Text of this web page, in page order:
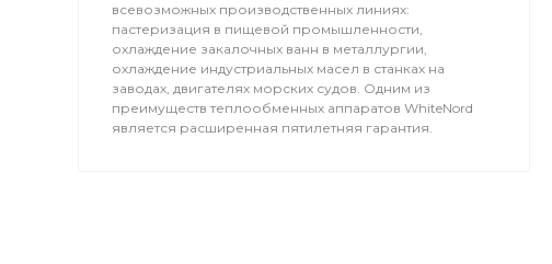
всевозможных производственных линиях:
пастеризация в пищевой промышленности,
охлаждение закалочных ванн в металлургии,
охлаждение индустриальных масел в станках на
заводах, двигателях морских судов. Одним из
преимуществ теплообменных аппаратов WhiteNord
является расширенная пятилетняя гарантия.